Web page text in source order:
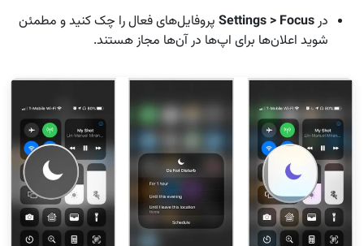
درSettings > Focus پروفایل‌های فعال را چک کنید و مطمئن
شوید اعلان‌ها برای اپ‌ها در آن‌ها مجاز هستند.